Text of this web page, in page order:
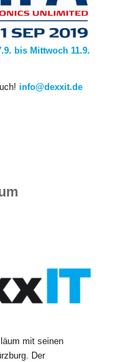
bis Mittwoch 11.9.
info@dexxit.de
mit seinen
Der